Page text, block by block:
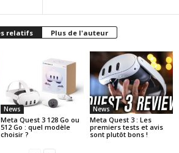
relatifs Plus de l'auteur
News
Meta Quest 3 128 Go ou
512 Go : quel modèle
choisir ?
News
Meta Quest 3 : Les
premiers tests et avis
sont plutôt bons !